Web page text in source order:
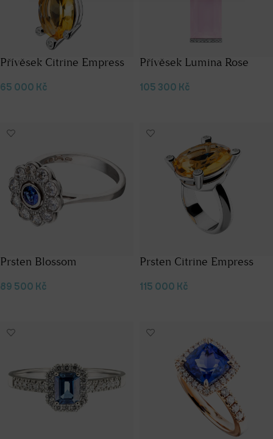
Přívěsek Citrine Empress
65 000 Kč
Přívěsek Lumina Rose
105 300 Kč
Prsten Blossom
89 500 Kč
Prsten Citrine Empress
115 000 Kč